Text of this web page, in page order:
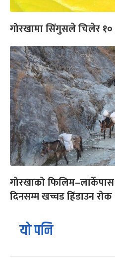
गोरखामा सिंगुसले चिलेर
गोरखाको
दिनसम्म खच्चड हिँडाउन रोक
यो पनि